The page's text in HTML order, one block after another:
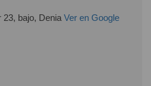
23, bajo, Denia Ver en Google